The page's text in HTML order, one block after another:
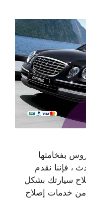
بفخامتها
، فإننا نقدم
سيارتك بشكل
خدمات إصلاح